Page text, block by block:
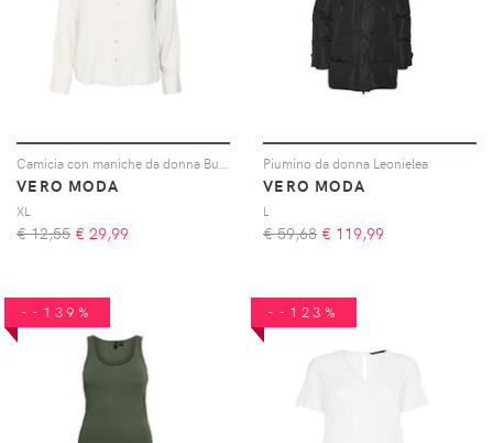
VERO MODA
XL
€ 12,55 € 29,99
Piumino da donna Leonielea
VERO MODA
L
€ 59,68 € 119,99
--139% --123%